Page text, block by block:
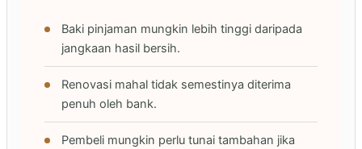
Baki pinjaman mungkin lebih tinggi daripada
jangkaan hasil bersih.
Renovasi mahal tidak semestinya diterima
penuh oleh bank.
Pembeli mungkin perlu tunai tambahan jika